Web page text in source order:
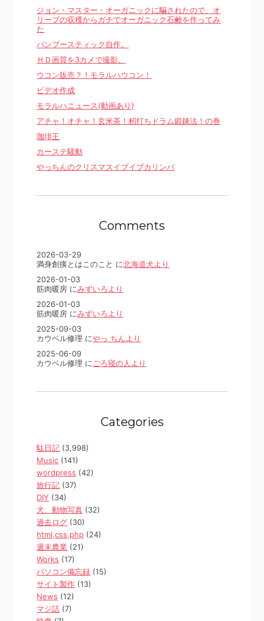
ジョン・マスター・オーガニックに騙されたので、オ
リーブの収穫からガチでオーガニック石鹸を作ってみ
た
バンブースティック自作。
ＨＤ画質を3カメで撮影。
ウコン販売？！モラルハウコン！
ビデオ作成
モラルハニュース(動画あり)
アチャ！オチャ！玄米茶！籾打ちドラム鍛錬法！の巻
珈琲王
カーステ騒動
やっちんのクリスマスイブイブカリンバ
Comments
2026-03-29
満身創痍とはこのこと に北海道犬より
2026-01-03
筋肉暖房 にみずいろより
2026-01-03
筋肉暖房 にみずいろより
2025-09-03
カウベル修理 にやっ ちんより
2025-06-09
カウベル修理 に ごろ寝の人より
Categories
駄日記 (3,998)
Music (141)
wordpress (42)
旅行記 (37)
DIY (34)
犬、動物写真 (32)
過去ログ (30)
html,css,php (24)
週末農業 (21)
Works (17)
パソコン備忘録 (15)
サイト製作 (13)
News (12)
マジ話 (7)